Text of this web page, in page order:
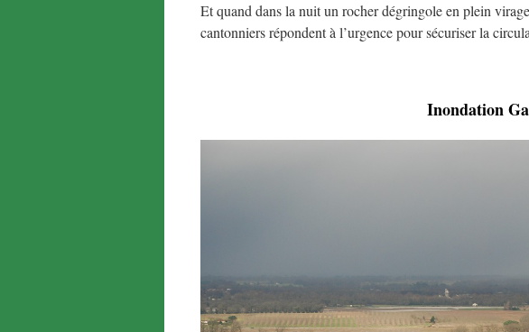
Et quand dans la nuit un rocher dégringole en plein
cantonniers répondent à l’urgence pour sécuriser la
Inondation